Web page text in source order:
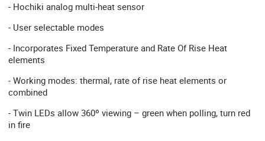
- Hochiki analog multi-heat sensor
- User selectable modes
- Incorporates Fixed Temperature and Rate Of Rise Heat
elements
- Working modes: thermal, rate of rise heat elements or
combined
- Twin LEDs allow 360º viewing – green when polling, turn red
in fire